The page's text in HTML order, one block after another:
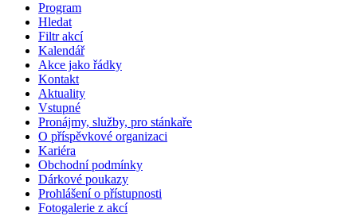
Program
Hledat
Filtr akcí
Kalendář
Akce jako řádky
Kontakt
Aktuality
Vstupné
Pronájmy, služby, pro stánkaře
O příspěvkové organizaci
Kariéra
Obchodní podmínky
Dárkové poukazy
Prohlášení o přístupnosti
Fotogalerie z akcí